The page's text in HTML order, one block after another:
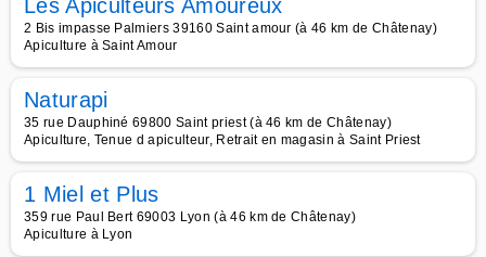
Les Apiculteurs Amoureux
2 Bis impasse Palmiers 39160 Saint amour (à 46 km de Châtenay)
Apiculture à Saint Amour
Naturapi
35 rue Dauphiné 69800 Saint priest (à 46 km de Châtenay)
Apiculture, Tenue d apiculteur, Retrait en magasin à Saint Priest
1 Miel et Plus
359 rue Paul Bert 69003 Lyon (à 46 km de Châtenay)
Apiculture à Lyon